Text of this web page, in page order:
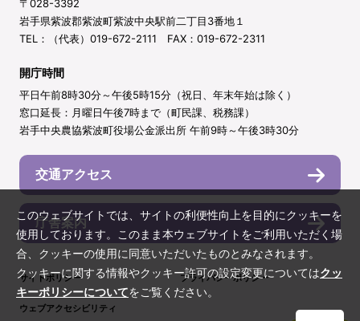
〒028-3392
岩手県紫波郡紫波町紫波中央駅前二丁目3番地１
TEL：（代表）019-672-2111 FAX：019-672-2311
開庁時間
平日午前8時30分～午後5時15分（祝日、年末年始は除く）
窓口延長：月曜日午後7時まで（町民課、税務課）
岩手中央農協紫波町役場公金派出所 午前9時～午後3時30分
交通アクセス
庁舎案内
サイトポリシー プライバシーポリシー
ウェブアクセシビリティ
このウェブサイトでは、サイトの利便性向上を目的にクッキーを
使用しております。このまま本ウェブサイトをご利用いただく場
合、クッキーの使用に同意いただいたものとみなされます。
クッキーに関する情報やクッキー許可の設定変更についてはクッ
キーポリシーについてをご覧ください。